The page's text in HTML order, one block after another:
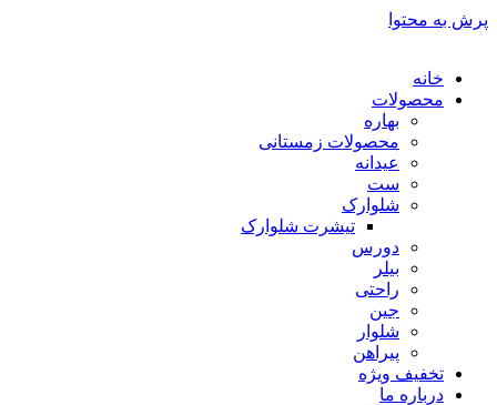
پرش به محتوا
خانه
محصولات
بهاره
محصولات زمستانی
عیدانه
ست
شلوارک
تیشرت شلوارک
دورس
بیلر
راحتی
جین
شلوار
پیراهن
تخفیف ویژه
درباره ما